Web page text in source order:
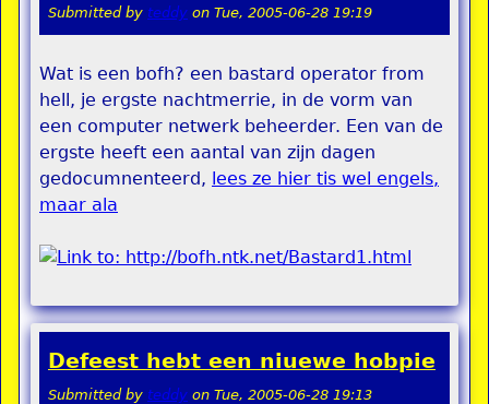
Submitted by teddy on Tue, 2005-06-28 19:19
Wat is een bofh? een bastard operator from
hell, je ergste nachtmerrie, in de vorm van
een computer netwerk beheerder. Een van de
ergste heeft een aantal van zijn dagen
gedocumnenteerd, lees ze hier tis wel engels,
maar ala
Defeest hebt een niuewe hobpie
Submitted by teddy on Tue, 2005-06-28 19:13